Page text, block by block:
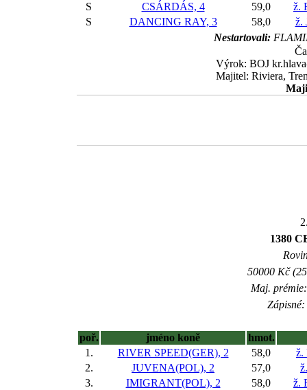
S
CSÁRDÁS, 4 59,0
ž.
S
DANCING RAY, 3 58,0
ž.
Nestartovali:
Výrok: BOJ
Majitel: Riviera,
1380
50000 Kč
Maj.
poř. jméno koně
hmot.
1.
RIVER SPEED(GER), 2 58,0
ž.
2.
JUVENA(POL), 2 57,0
3.
IMIGRANT(POL), 2 58,0
ž.